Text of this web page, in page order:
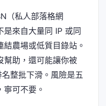
（私人部落格網
是來自大量同 IP 或同
農場或低質目錄站。
幫助，還可能讓你被
整批下滑。風險是五
可不要。